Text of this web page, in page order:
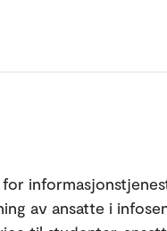
av ansatte i